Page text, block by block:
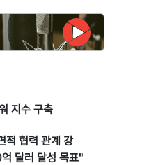
지수 구축
적 협력 관계 강
달러 달성 목표"